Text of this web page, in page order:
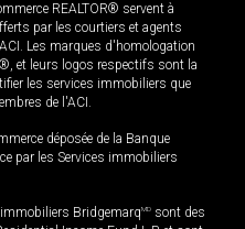
REALTOR® servent à
par les courtiers et agents
Les marques d'homologation
et leurs logos respectifs sont la
les services immobiliers que
de l'ACI.
déposée de la Banque
par les Services immobiliers
BridgemarqMD sont des